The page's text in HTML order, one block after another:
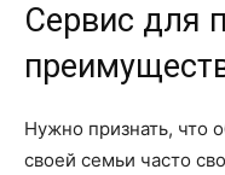
Сервис для
Нужно признать, что
своей семьи часто